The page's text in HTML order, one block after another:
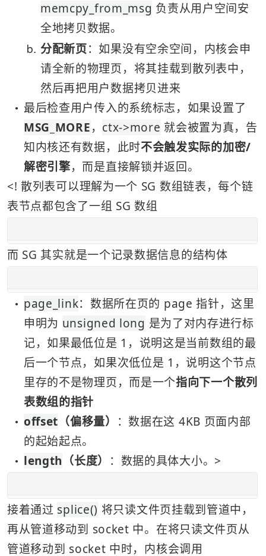
memcpy_from_msg 负责从用户空间安
全地拷贝数据。
b 分配新页：如果没有空余空间，内核会申
请全新的物理页，将其挂载到散列表中，
然后再把用户数据拷贝进来
●
最后检查用户传入的系统标志，如果设置了
MSG_MORE， ctx->more 就会被置为真，告
知内核还有数据，此时不会触发实际的加密/
解密引擎，而是直接解锁并返回。
<! 散列表可以理解为一个 SG 数组链表，每个链
表节点都包含了一组 SG 数组
而 SG 其实就是一个记录数据信息的结构体
● page_link：数据所在页的 page 指针，这里
申明为 unsigned long 是为了对内存进行标
记，如果最低位是 1，说明这是当前数组的最
后一个节点，如果次低位是 1，说明这个节点
里存的不是物理页，而是一个指向下一个散列
表数组的指针
● offset （偏移量）
：数据在这 4KB 页面内部
的起始起点。
● length （长度） ：数据的具体大小。>
接着通过 splice() 将只读文件页挂载到管道中，
再从管道移动到 socket 中。在将只读文件页从
管道移动到 socket 中时，内核会调用